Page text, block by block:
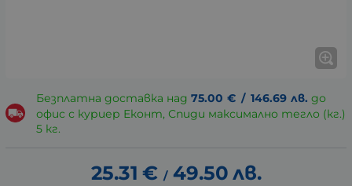
Безплатна доставка над 75.00 € / 146.69 лв. до
офис с куриер Еконт, Спиди максимално тегло (кг.)
5 кг.
25.31 € / 49.50 лв.